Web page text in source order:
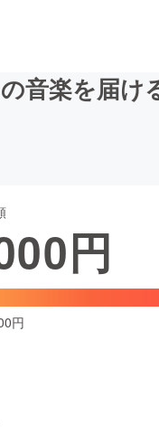
ファッション
音楽を届け
円
円